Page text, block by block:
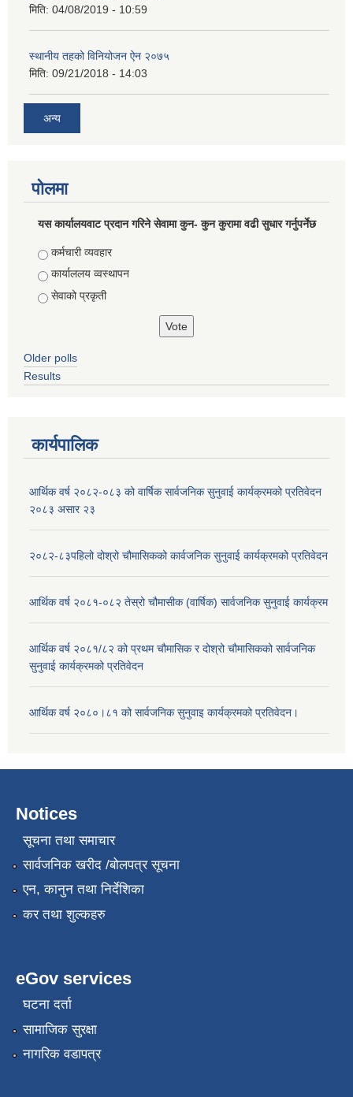
मिति: 04/08/2019 - 10:59
स्थानीय तहको विनियोजन ऐन २०७५
मिति: 09/21/2018 - 14:03
अन्य
पोलमा
यस कार्यालयवाट प्रदान गरिने सेवामा कुन- कुन कुरामा वढी सुधार गर्नुपर्नेछ
Choices
कर्मचारी व्यवहार
कार्याललय व्वस्थापन
सेवाको प्रकृती
Older polls
Results
कार्यपालिक
आर्थिक वर्ष २०८२-०८३ को वार्षिक सार्वजनिक सुनुवाई कार्यक्रमको प्रतिवेदन
२०८३ असार २३
२०८२-८३पहिलो दोश्रो चौमासिकको कार्वजनिक सुनुवाई कार्यक्रमको प्रतिवेदन
आर्थिक वर्ष २०८१-०८२ तेस्रो चौमासीक (वार्षिक) सार्वजनिक सुनुवाई कार्यक्रम
आर्थिक वर्ष २०८१/८२ को प्रथम चौमासिक र दोश्रो चौमासिकको सार्वजनिक
सुनुवाई कार्यक्रमको प्रतिवेदन
आर्थिक वर्ष २०८०।८१ को सार्वजनिक सुनुवाइ कार्यक्रमको प्रतिवेदन।
Notices
सूचना तथा समाचार
सार्वजनिक खरीद /बोलपत्र सूचना
एन, कानुन तथा निर्देशिका
कर तथा शुल्कहरु
eGov services
घटना दर्ता
सामाजिक सुरक्षा
नागरिक वडापत्र